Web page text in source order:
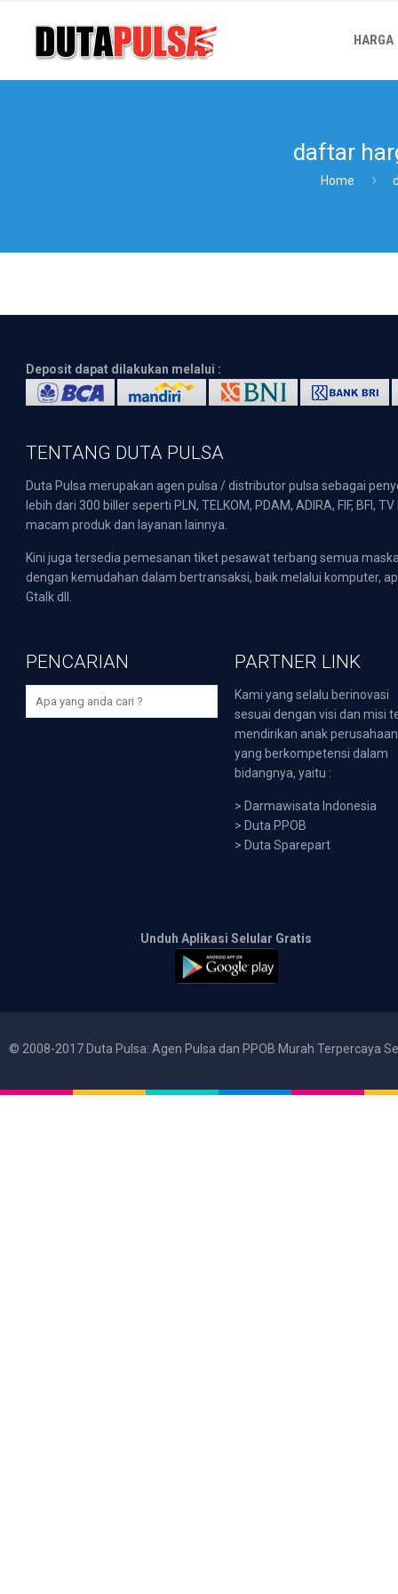
HARGA
daftar
Home
Deposit dapat dilakukan melalui :
TENTANG DUTA PULSA
Duta Pulsa merupakan agen pulsa / distributor pulsa sebagai
lebih dari 300 biller seperti PLN, TELKOM, PDAM, ADIRA, FIF,
macam produk dan layanan lainnya.
Kini juga tersedia pemesanan tiket pesawat terbang semua
dengan kemudahan dalam bertransaksi, baik melalui komputer,
Gtalk dll.
PENCARIAN PARTNER LINK
Kami yang selalu berinovasi
sesuai dengan visi dan misi
mendirikan anak perusahaan
yang berkompetensi dalam
bidangnya, yaitu :
> Darmawisata Indonesia
> Duta PPOB
> Duta Sparepart
Unduh Aplikasi Selular Gratis
© 2008-2017 Duta Pulsa: Agen Pulsa dan PPOB Murah Terpercaya